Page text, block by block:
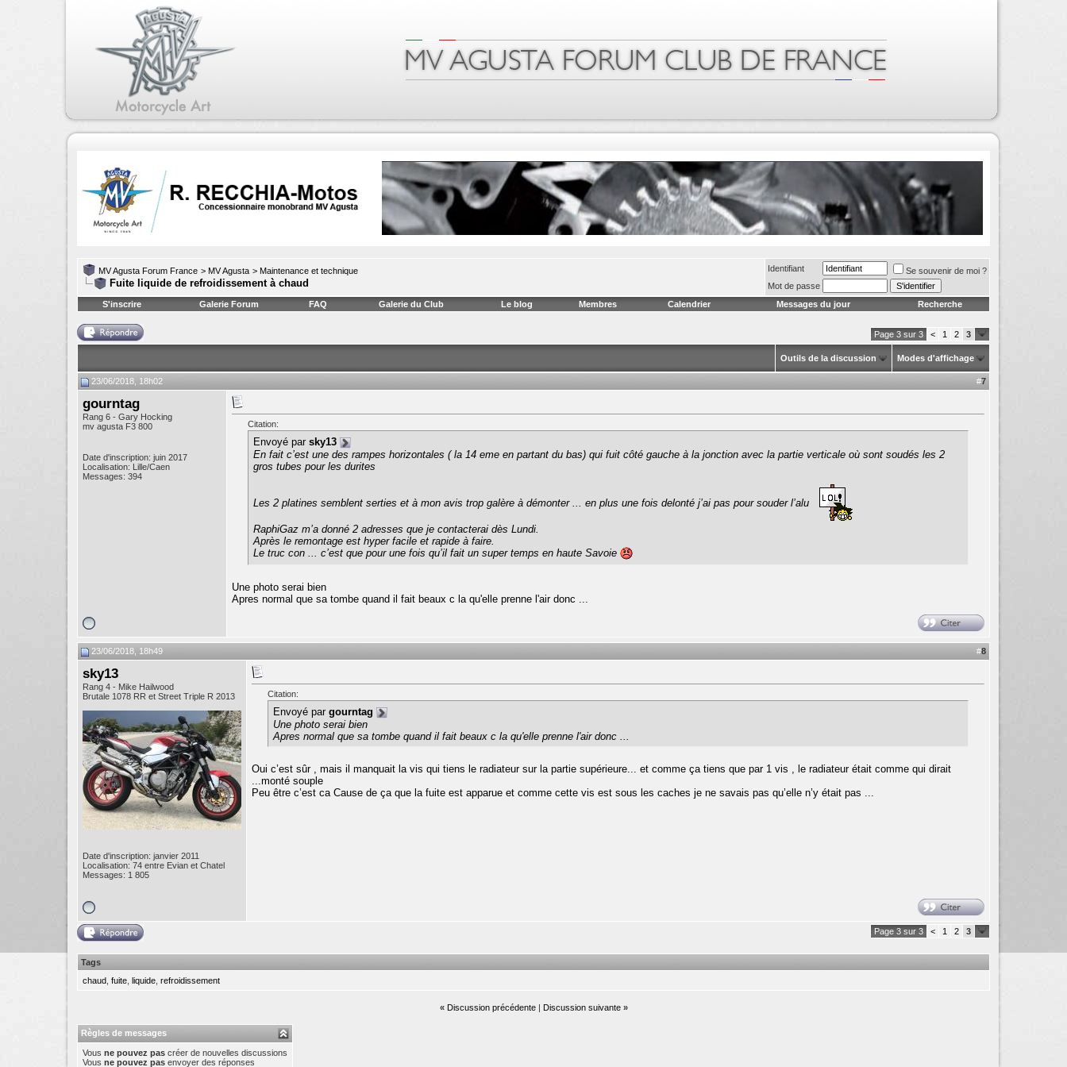
MV Agusta Forum France > MV Agusta > Maintenance et technique
Fuite liquide de refroidissement à chaud
Identifiant
Se souvenir de moi ?
Mot de passe
S'inscrire
Galerie Forum FAQ Galerie du Club Le blog Membres Calendrier Messages du jour Recherche
Page 3 sur 3 < 1 2 3
Outils de la discussion Modes d'affichage
23/06/2018, 18h02 #7
gourntag
Rang 6 - Gary Hocking
mv agusta F3 800
Date d'inscription: juin 2017
Localisation: Lille/Caen
Messages: 394
Citation:
Envoyé par sky13
En fait c’est une des rampes horizontales ( la 14 eme en partant du bas) qui fuit côté gauche à la jonction avec la partie verticale où sont soudés les 2
gros tubes pour les durites
Les 2 platines semblent serties et à mon avis trop galère à démonter ... en plus une fois delonté j’ai pas pour souder l’alu
RaphiGaz m’a donné 2 adresses que je contacterai dès Lundi.
Après le remontage est hyper facile et rapide à faire.
Le truc con ... c’est que pour une fois qu’il fait un super temps en haute Savoie
Une photo serai bien
Apres normal que sa tombe quand il fait beaux c la qu'elle prenne l'air donc ...
23/06/2018, 18h49 #8
sky13
Rang 4 - Mike Hailwood
Brutale 1078 RR et Street Triple R 2013
Date d'inscription: janvier 2011
Localisation: 74 entre Evian et Chatel
Messages: 1 805
Citation:
Envoyé par gourntag
Une photo serai bien
Apres normal que sa tombe quand il fait beaux c la qu'elle prenne l'air donc ...
Oui c’est sûr , mais il manquait la vis qui tiens le radiateur sur la partie supérieure... et comme ça tiens que par 1 vis , le radiateur était comme qui dirait
...monté souple
Peu être c’est ca Cause de ça que la fuite est apparue et comme cette vis est sous les caches je ne savais pas qu’elle n’y était pas ...
Page 3 sur 3 < 1 2 3
Tags
chaud fuite liquide refroidissement
« Discussion précédente| Discussion suivante »
Règles de messages
Vous ne pouvez pas créer de nouvelles discussions
Vous ne pouvez pas envoyer des réponses